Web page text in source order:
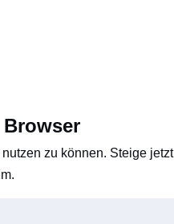
zu können. Steige jetzt